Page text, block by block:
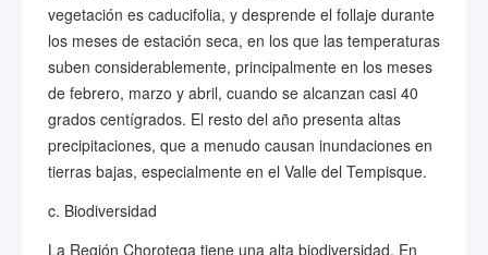
vegetación es caducifolia, y desprende el follaje durante
los meses de estación seca, en los que las temperaturas
suben considerablemente, principalmente en los meses
de febrero, marzo y abril, cuando se alcanzan casi 40
grados centígrados. El resto del año presenta altas
precipitaciones, que a menudo causan inundaciones en
tierras bajas, especialmente en el Valle del Tempisque.
c. Biodiversidad
La Región Chorotega tiene una alta biodiversidad. En